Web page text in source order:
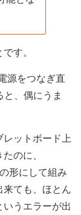
す。
源をつなぎ直
、偶にうま
ットボード上
のに、
形にして組み
来ても、ほとん
うエラーが出